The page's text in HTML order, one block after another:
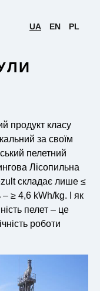
UA EN PL
продукт класу
за своїм
пелетний
Лісопильна
складає лише ≤
≥ 4,6 kWh/kg. І як
пелет – це
роботи